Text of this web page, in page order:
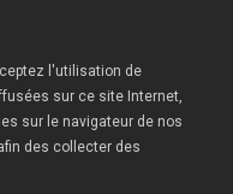
l'utilisation de
sur ce site Internet,
sur le navigateur de nos
des collecter des